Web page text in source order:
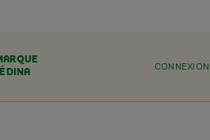
CONNEXION